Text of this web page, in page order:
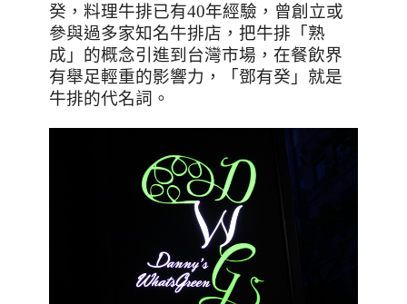
癸，料理牛排已有40年經驗，曾創立或
參與過多家知名牛排店，把牛排「熟
成」的概念引進到台灣市場，在餐飲界
有舉足輕重的影響力，「鄧有癸」就是
牛排的代名詞。